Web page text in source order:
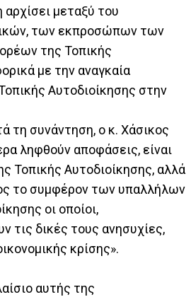
αρχίσει μεταξύ του
των εκπροσώπων των
της Τοπικής
με την αναγκαία
Αυτοδιοίκησης στην
τη συνάντηση, ο κ. Χάσικος
ληφθούν αποφάσεις, είναι
Τοπικής Αυτοδιοίκησης, αλλά
το συμφέρον των υπαλλήλων
οι οποίοι,
τις δικές τους ανησυχίες,
κρίσης».
αυτής της